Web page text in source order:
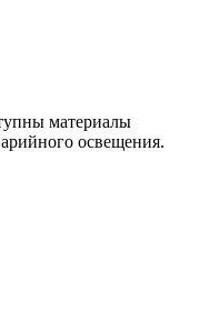
материалы
освещения.